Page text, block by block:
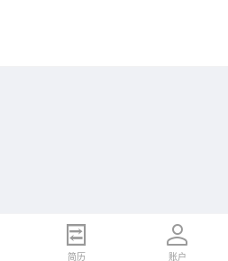
简历 账户
简历 账户